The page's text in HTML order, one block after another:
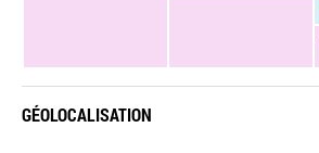
GÉOLOCALISATION